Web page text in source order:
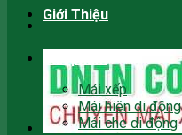
Giới Thiệu
Sản phẩm
Mái xếp
Mái hiên di động
Mái che di động